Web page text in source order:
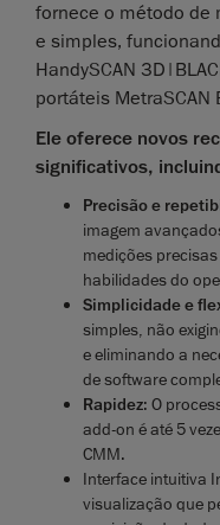
fornece o método de
e simples,
HandySCAN
portáteis MetraSCAN
Ele oferece novos
significativos,
Precisão e
imagem
medições
habilidades do
Simplicidade e
simples, não
e eliminando a
de software
Rapidez: O
add-on é até 5
CMM.
Interface intuitiva
visualização que